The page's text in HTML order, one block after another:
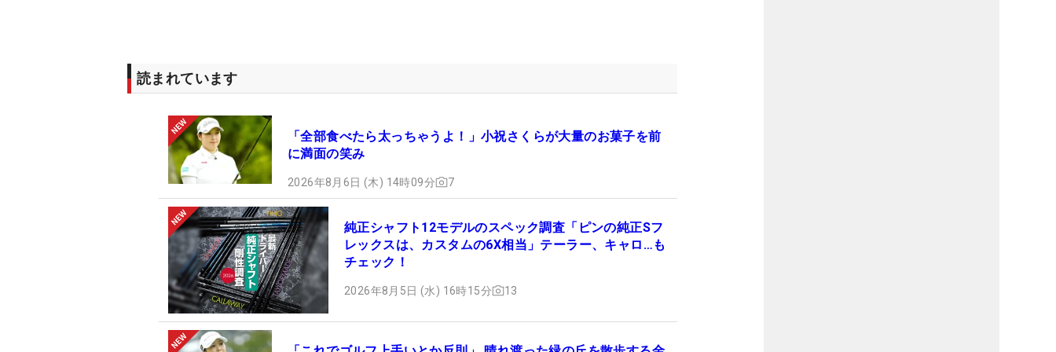
読まれています
「全部食べたら太っちゃうよ！」小祝さくらが大量のお菓子を前
に満面の笑み
2026年8月6日 (木) 14時09分 7
純正シャフト12モデルのスペック調査「ピンの純正Sフ
レックスは、カスタムの6X相当」テーラー、キャロ…も
チェック！
2026年8月5日 (水) 16時15分 13